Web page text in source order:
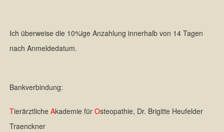
Ich überweise die 10%ige Anzahlung innerhalb von 14 Tagen
nach Anmeldedatum.
Bankverbindung:
Tierärztliche Akademie für Osteopathie, Dr. Brigitte Heufelder
Traenckner